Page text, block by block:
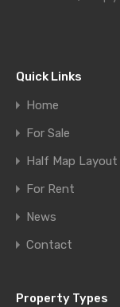
Quick Links
Home
For Sale
Half Map Layout
For Rent
News
Contact
Property Types